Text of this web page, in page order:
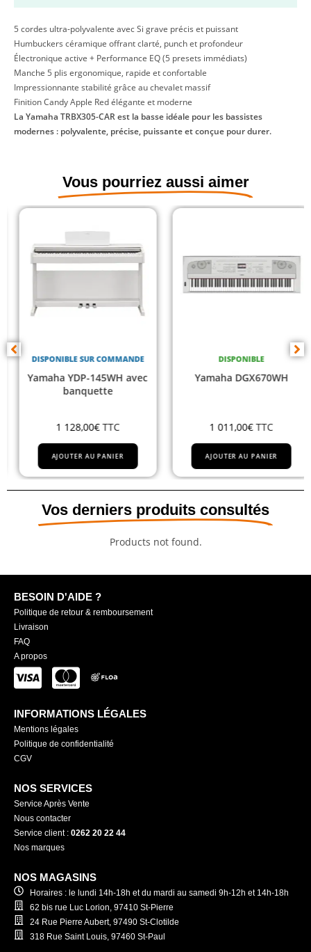
5 cordes ultra-polyvalente avec Si grave précis et puissant
Humbuckers céramique offrant clarté, punch et profondeur
Électronique active + Performance EQ (5 presets immédiats)
Manche 5 plis ergonomique, rapide et confortable
Impressionnante stabilité grâce au chevalet massif
Finition Candy Apple Red élégante et moderne
La Yamaha TRBX305-CAR est la basse idéale pour les bassistes
modernes : polyvalente, précise, puissante et conçue pour durer.
Vous pourriez aussi aimer
DISPONIBLE SUR COMMANDE
Yamaha YDP-145WH avec
banquette
1 128,00€ TTC
AJOUTER AU PANIER
DISPONIBLE
Yamaha DGX670WH
1 011,00€ TTC
AJOUTER AU PANIER
Vos derniers produits consultés
Products not found.
BESOIN D'AIDE ?
Politique de retour & remboursement
Livraison
FAQ
A propos
INFORMATIONS LÉGALES
Mentions légales
Politique de confidentialité
CGV
NOS SERVICES
Service Après Vente
Nous contacter
Service client : 0262 20 22 44
Nos marques
NOS MAGASINS
Horaires : le lundi 14h-18h et du mardi au samedi 9h-12h et 14h-18h
62 bis rue Luc Lorion, 97410 St-Pierre
24 Rue Pierre Aubert, 97490 St-Clotilde
318 Rue Saint Louis, 97460 St-Paul